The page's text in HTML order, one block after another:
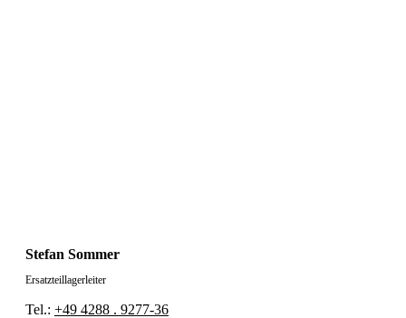
Stefan Sommer
Ersatzteillagerleiter
Tel.: +49 4288 . 9277-36